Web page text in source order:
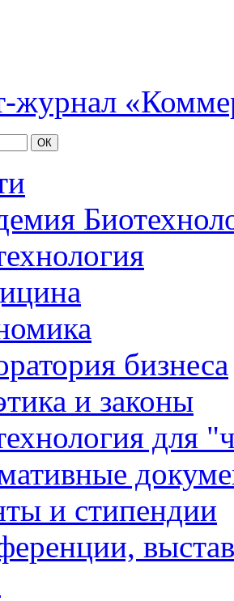
журнал
ОК
бизнеса
и законы
для
и стипендии